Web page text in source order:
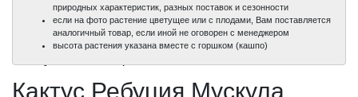
100%
100%
100%
природных характеристик, разных поставок и сезонности
если на фото растение цветущее или с плодами, Вам поставляется
аналогичный товар, если иной не оговорен с менеджером
высота растения указана вместе с горшком (кашпо)
Кактус Ребуция Мускула